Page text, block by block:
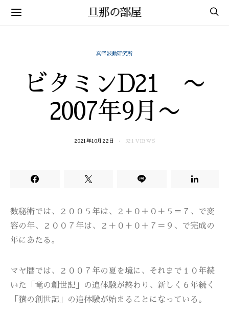
旦那の部屋
真空波動研究所
ビタミンD21 〜
2007年9月〜
2021年10月22日 321 VIEWS
数秘術では、２００５年は、２＋０＋０＋５＝７、で変
容の年、２００７年は、２＋０＋０＋７＝９、で完成の
年にあたる。
マヤ暦では、２００７年の夏を境に、それまで１０年続
いた「竜の創世記」の追体験が終わり、新しく６年続く
「猿の創世記」の追体験が始まることになっている。